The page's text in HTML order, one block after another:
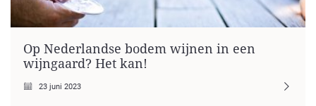
Op Nederlandse bodem wijnen in een
wijngaard? Het kan!
23 juni 2023